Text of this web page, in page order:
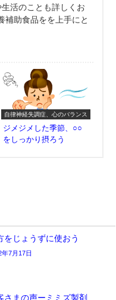
活のことも詳しくお
補助食品をを上手にと
自律神経失調症、心のバランス
ジメジメした季節、○○
をしっかり摂ろう
をじょうずに使おう
年7月17日
さまの声ーミミズ製剤